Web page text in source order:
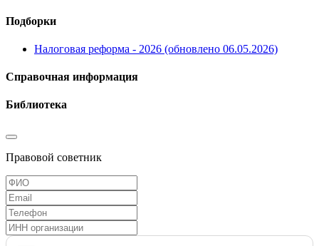
Подборки
Налоговая реформа - 2026 (обновлено 06.05.2026)
Справочная информация
Библиотека
Правовой советник